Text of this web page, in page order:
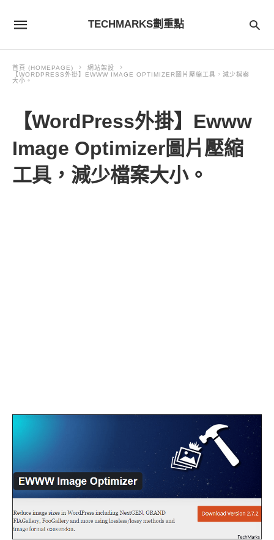
TECHMARKS劃重點
首頁 (HOMEPAGE)
網站架設
【WORDPRESS外掛】EWWW IMAGE OPTIMIZER圖片壓縮工具，減少檔案
大小。
【WordPress外掛】Ewww
Image Optimizer圖片壓縮
工具，減少檔案大小。